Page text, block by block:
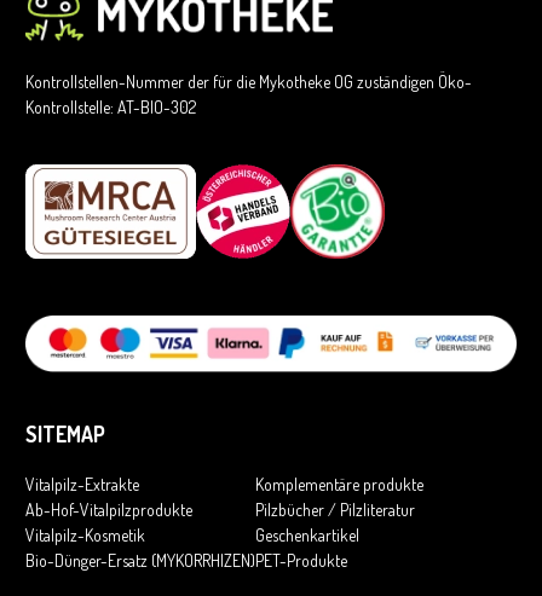
Kontrollstellen-Nummer der für die Mykotheke OG zuständigen Öko-
Kontrollstelle: AT-BIO-302
SITEMAP
Vitalpilz-Extrakte
Ab-Hof-Vitalpilzprodukte
Vitalpilz-Kosmetik
Bio-Dünger-Ersatz (MYKORRHIZEN)
Komplementäre produkte
Pilzbücher / Pilzliteratur
Geschenkartikel
PET-Produkte